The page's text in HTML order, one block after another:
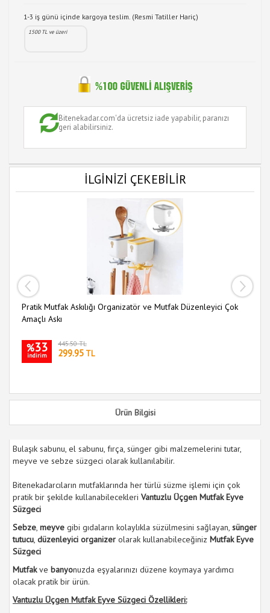
1-3 iş günü içinde kargoya teslim. (Resmi Tatiller Hariç)
1500 TL ve üzeri
Bitenekadar.com'da ücretsiz iade yapabilir, paranızı
geri alabilirsiniz.
İLGİNİZİ ÇEKEBİLİR
Pratik Mutfak Askılığı Organizatör ve Mutfak Düzenleyici Çok
Amaçlı Askı
%33
indirim
445.50 TL
299.95 TL
Ürün Bilgisi
Bulaşık sabunu, el sabunu, fırça, sünger gibi malzemelerini tutar,
meyve ve sebze süzgeci olarak kullanılabilir.
Bitenekadarcıların mutfaklarında her türlü süzme işlemi için çok
pratik bir şekilde kullanabilecekleri Vantuzlu Üçgen Mutfak Eyve
Süzgeci
Sebze meyve gibi gıdaların kolaylıkla süzülmesini sağlayan, sünger
tutucu düzenleyici organizer olarak kullanabileceğiniz Mutfak Eyve
Süzgeci
Mutfakve banyonuzda eşyalarınızı düzene koymaya yardımcı
olacak pratik bir ürün.
Vantuzlu Üçgen Mutfak Eyve Süzgeci Özellikleri: